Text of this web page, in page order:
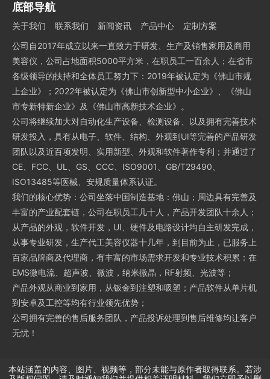
底部导航
关于我们 联系我们 新闻资讯 产品中心
定制方案
公司自2017年成立以来一直致力于研发、生产及销售家用及商用
美容仪，公司占地面积5000平方米，在职员工一百余人；在省市
各级领导的扶持和全体员工努力下：2019年被认定为《佛山市规
上企业》；2022年被认定为《佛山市创新型中小企业》、《佛山
市专新特新企业》及《佛山市高新技术企业》。
公司将继续加大对自动化生产设备、检测设备、以及拥有完善技术
研发投入，具有从电子、软件、结构、外观到UI等完善的产品研发
团队以及近百项发明、实用新型、外观和软件著作专利；并通过了
CE、FCC、UL、GS、CCC、ISO9001、GB/T29490、
ISO13485等医械、安规质量体系认证。
我们的核心优势：公司坐落中国制造基地：佛山；周边具有完善及
丰富的产业配套链，公司在职员工几十人，产品开发团队十余人；
从产品的外观，软件开发，UI、硬件及电路设计均自主研发完成，
从事专业研发，生产代工美容仪器十几年，到目前为止，已服务上
百家品牌商及代理商，有丰富的市场需求开发和专业技术积累：在
EMS微电流、超声波、微波，纳米微晶，RF射频、光波等；
产品外观从商业到家用，从钣金到注塑和吸塑；产品软件从单片机
到安卓及工控等均有行业领先优势；
公司拥有完善的售后服务团队，产品投诉处理到售后维修均让客户
无忧！
本站涵盖的内容、图片、视频等，部分未能与原作者取得联系。若涉